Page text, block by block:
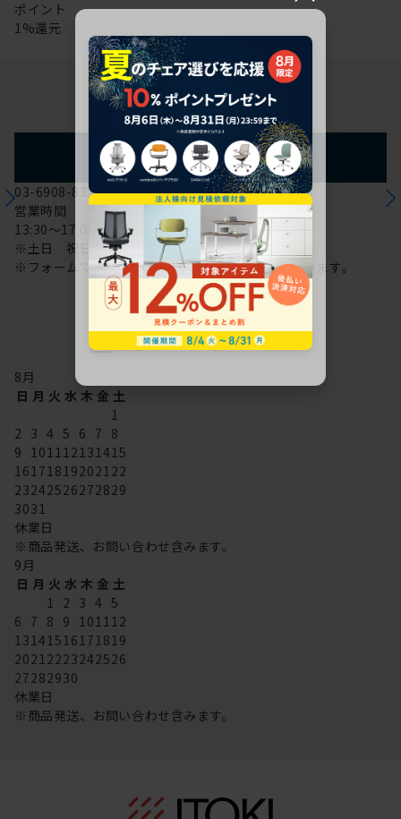
ポイント
1%還元
お問い合わせ
フォームからのお問い合わせ
03-6908-8370
営業時間
13:30～17:00
※土日 祝日は休み
※フォームでのお問い合わせは24時間対応しております。
配送・お問い合わせ営業日
8月
日 月 火 水 木 金 土
1
2 3 4 5 6 7 8
9 101112131415
16171819202122
23242526272829
3031
休業日
※商品発送、お問い合わせ含みます。
9月
日 月 火 水 木 金 土
1 2 3 4 5
6 7 8 9 101112
13141516171819
20212223242526
27282930
休業日
※商品発送、お問い合わせ含みます。